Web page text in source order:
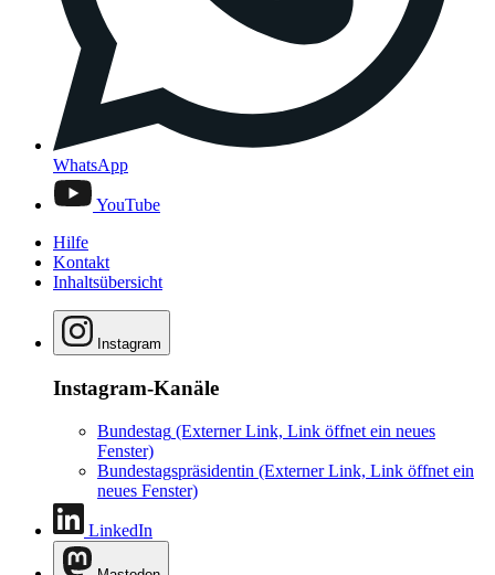
WhatsApp
YouTube
Hilfe
Kontakt
Inhaltsübersicht
Instagram
Instagram-Kanäle
Bundestag (Externer Link, Link öffnet ein neues
Fenster)
Bundestagspräsidentin (Externer Link, Link öffnet ein
neues Fenster)
LinkedIn